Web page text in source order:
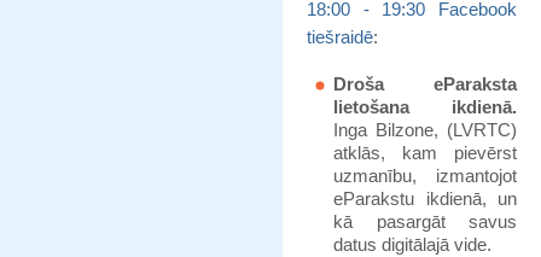
18:00 - 19:30 Facebook
tiešraidē:
Droša eParaksta
lietošana ikdienā.
Inga Bilzone, (LVRTC)
atklās, kam pievērst
uzmanību, izmantojot
eParakstu ikdienā, un
kā pasargāt savus
datus digitālajā vide.